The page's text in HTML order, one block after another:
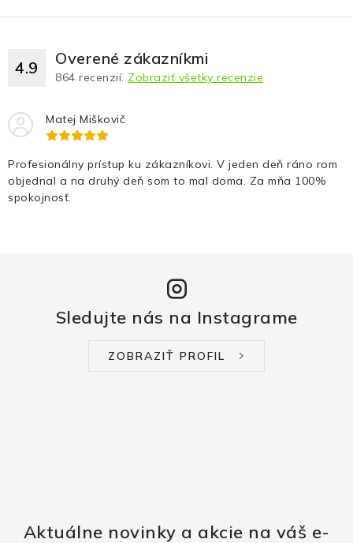
4.9 Overené zákazníkmi
864 recenzií. Zobraziť všetky recenzie
Matej Miškovič
Profesionálny prístup ku zákazníkovi. V jeden deň ráno rom
objednal a na druhý deň som to mal doma. Za mňa 100%
spokojnosť.
Sledujte nás na Instagrame
ZOBRAZIŤ PROFIL
Aktuálne novinky a akcie na váš e-